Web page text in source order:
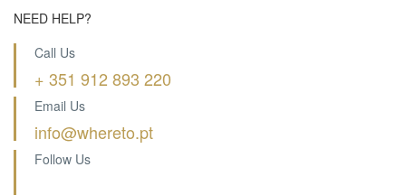
NEED HELP?
Call Us
+ 351 912 893 220
Email Us
info@whereto.pt
Follow Us